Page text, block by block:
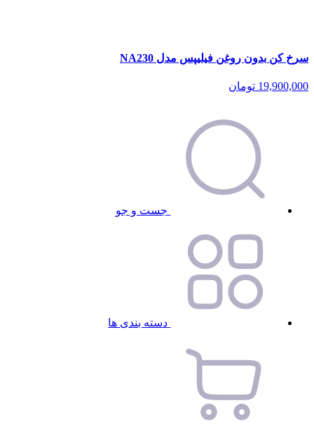
سرخ کن بدون روغن فیلیپس مدل NA230
19,900,000 تومان
جست و جو
دسته بندی ها